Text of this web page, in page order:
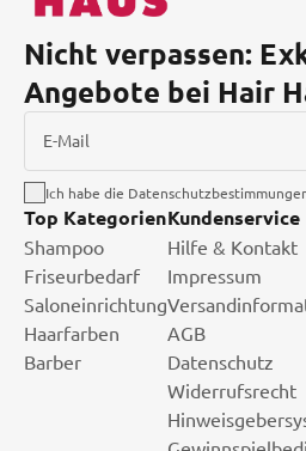
Nicht verpassen:
Angebote bei Hair
E-Mail
Ich habe die
Top Kategorien
Shampoo
Friseurbedarf
Saloneinrichtung
Haarfarben
Barber
Kundenservice
Hilfe & Kontakt
Impressum
AGB
Datenschutz
Widerrufsrecht